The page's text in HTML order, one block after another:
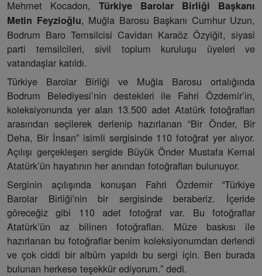
Mehmet Kocadon, Türkiye Barolar Birliği Başkanı
Metin Feyzioğlu, Muğla Barosu Başkanı Cumhur Uzun,
Bodrum Baro Temsilcisi Cavidan Karaöz Özyiğit, siyasi
parti temsilcileri, sivil toplum kuruluşu üyeleri ve
vatandaşlar katıldı.
Türkiye Barolar Birliği ve Muğla Barosu ortalığında
Bodrum Belediyesi’nin destekleri ile Fahri Özdemir’in,
koleksiyonunda yer alan 13.500 adet Atatürk fotoğrafları
arasından seçilerek derlenip hazırlanan “Bir Önder, Bir
Deha, Bir İnsan” isimli sergisinde 110 fotoğraf yer alıyor.
Açılışı gerçekleşen sergide Büyük Önder Mustafa Kemal
Atatürk’ün hayatının her anından fotoğrafları bulunuyor.
Serginin açılışında konuşan Fahri Özdemir “Türkiye
Barolar Birliği'nin bir sergisinde beraberiz. İçeride
göreceğiz gibi 110 adet fotoğraf var. Bu fotoğraflar
Atatürk’ün az bilinen fotoğrafları. Müze baskısı ile
hazırlanan bu fotoğraflar benim koleksiyonumdan derlendi
ve çok ciddi bir albüm yapıldı bu sergi için. Ben burada
bulunan herkese teşekkür ediyorum.” dedi.